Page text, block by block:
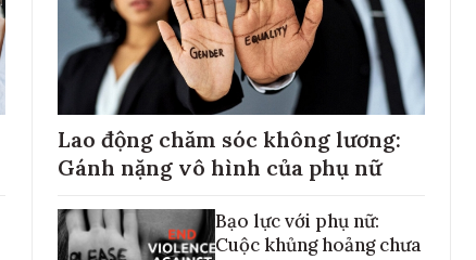
Lao động chăm sóc không lương:
Gánh nặng vô hình của phụ nữ
Bạo lực với phụ nữ:
Cuộc khủng hoảng chưa